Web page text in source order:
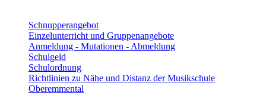
Schnupperangebot
Einzelunterricht und Gruppenangebote
Anmeldung - Mutationen - Abmeldung
Schulgeld
Schulordnung
Richtlinien zu Nähe und Distanz der Musikschule
Oberemmental